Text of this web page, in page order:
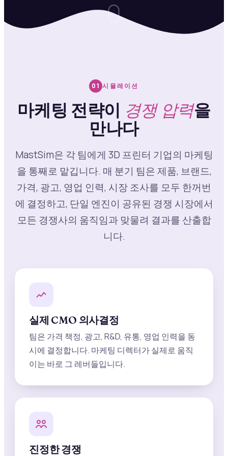
01 시뮬레이션
마케팅 전략이 경쟁 압력을
만나다
MastSim은 각 팀에게 3D 프린터 기업의 마케팅
을 통째로 맡깁니다. 매 분기 팀은 제품, 브랜드,
가격, 광고, 영업 인력, 시장 조사를 모두 한꺼번
에 결정하고, 단일 엔진이 공유된 경쟁 시장에서
모든 경쟁사의 움직임과 맞물려 결과를 산출합
니다.
실제 CMO 의사결정
팀은 가격 책정, 광고, R&D, 유통, 영업 인력을 동
시에 결정합니다. 마케팅 디렉터가 실제로 움직
이는 바로 그 레버들입니다.
진정한 경쟁